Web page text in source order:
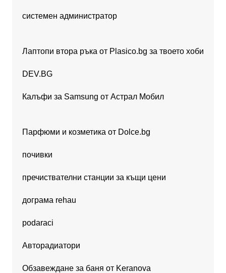
системен администратор
Лаптопи втора ръка от Plasico.bg за твоето хоби
DEV.BG
Калъфи за Samsung от Астрал Мобил
Парфюми и козметика от Dolce.bg
почивки
пречиствателни станции за къщи цени
дограма rehau
podaraci
Авторадиатори
Обзавеждане за баня от Keranova